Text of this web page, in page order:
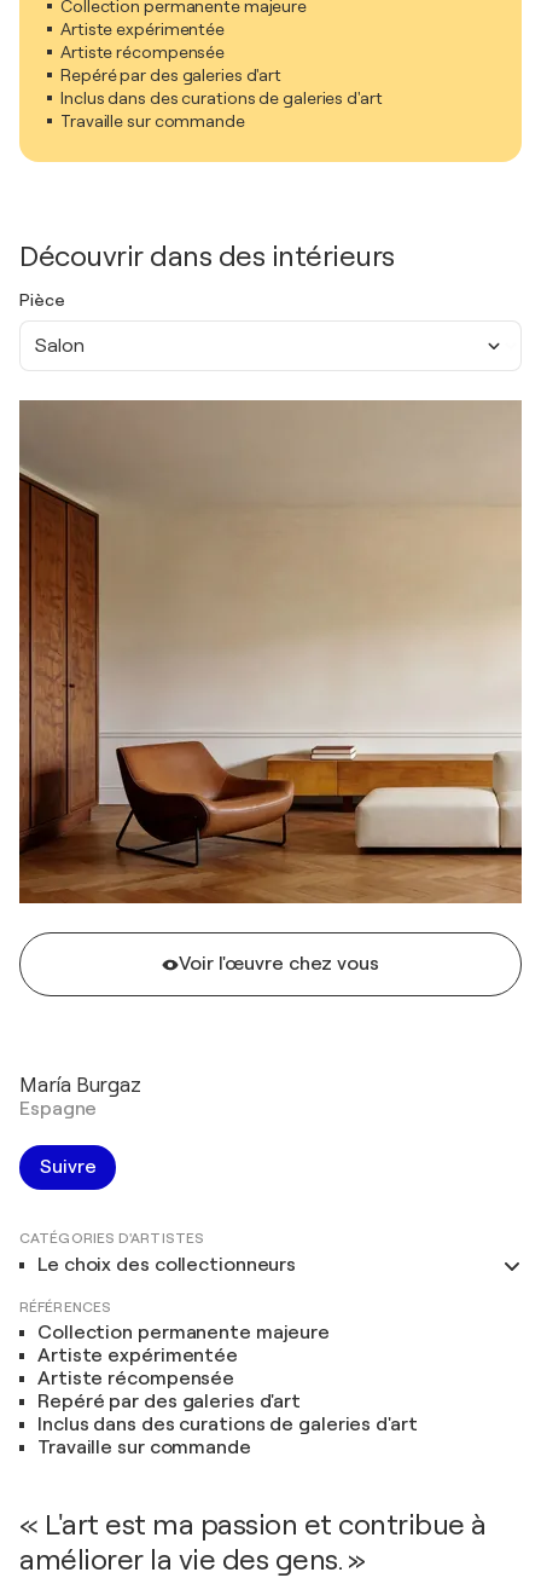
Collection permanente majeure
Artiste expérimentée
Artiste récompensée
Repéré par des galeries d'art
Inclus dans des curations de galeries d'art
Travaille sur commande
Découvrir dans des intérieurs
Pièce
Salon
Voir l'œuvre chez vous
María Burgaz
Espagne
Suivre
CATÉGORIES D'ARTISTES
Le choix des collectionneurs
RÉFÉRENCES
Collection permanente majeure
Artiste expérimentée
Artiste récompensée
Repéré par des galeries d'art
Inclus dans des curations de galeries d'art
Travaille sur commande
« L'art est ma passion et contribue à
améliorer la vie des gens. »